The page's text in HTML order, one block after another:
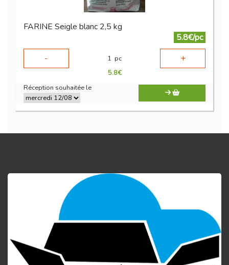
FARINE Seigle blanc 2,5 kg
5.8€/pc
-
1 pc +
5.8€
Réception souhaitée le